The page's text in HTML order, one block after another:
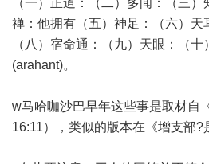
（一）正道：（二）多闻：（三
禅：他拥有（五）神足：（六）天
（八）宿命通：（九）天眼：（
(arahant)。
w马哈咖沙巴早年这些事是取材自
16:11），类似的版本在《增支部?